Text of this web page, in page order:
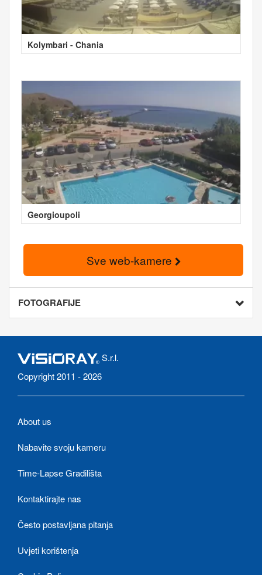
Kolymbari - Chania
Georgioupoli
Sve web-kamere
FOTOGRAFIJE
S.r.l.
Copyright 2011 - 2026
About us
Nabavite svoju kameru
Time-Lapse Gradilišta
Kontaktirajte nas
Često postavljana pitanja
Uvjeti korištenja